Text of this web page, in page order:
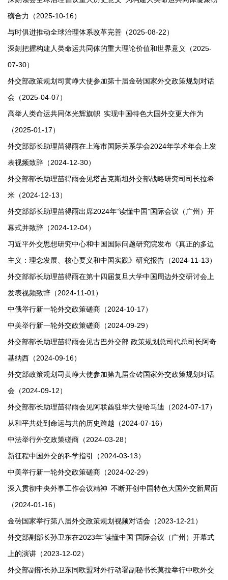
礴合力（2025-10-16）
与时俱进推动全球治理体系改革完善（2025-08-22）
深刻把握构建人类命运共同体的重大理论价值和世界意义（2025-
07-30）
外交部政策规划司黄峥大使参加第十届金砖国家外交政策规划对话
会（2025-04-07）
高举人类命运共同体光辉旗帜 实现中国特色大国外交更大作为
（2025-01-17）
外交部部长助理苗得雨在上海市国际关系学会2024年学术年会上发
表视频致辞（2024-12-30）
外交部部长助理苗得雨会见塔吉克斯坦外交部战略研究司司长拉希
米（2024-12-13）
外交部部长助理苗得雨出席2024年“读懂中国”国际会议（广州）开
幕式并致辞（2024-12-04）
习近平外交思想研究中心和中国国际问题研究院发布《真正的多边
主义：理念发展、核心要义和中国实践》研究报告（2024-11-13）
外交部部长助理苗得雨在第十四届复旦大学中国周边外交研讨会上
发表视频致辞（2024-11-01）
中俄举行新一轮外交政策磋商（2024-10-17）
中美举行新一轮外交政策磋商（2024-09-29）
外交部部长助理苗得雨会见古巴外交部 政策规划总司代总司长阿奇
基纳西（2024-09-16）
外交部政策规划司黄峥大使参加第九届金砖国家外交政策规划对话
会（2024-09-12）
外交部部长助理苗得雨会见阿联酋驻华大使哈马迪（2024-07-17）
从和平共处到命运与共的历史跨越（2024-07-16）
中法举行外交政策磋商（2024-03-28）
新征程中国外交的科学指引（2024-03-13）
中美举行新一轮外交政策磋商（2024-02-29）
深入贯彻中央外事工作会议精神 不断开创中国特色大国外交新局面
（2024-01-16）
金砖国家举行第八届外交政策规划视频对话会（2023-12-21）
外交部副部长孙卫东在2023年“读懂中国”国际会议（广州）开幕式
上的演讲（2023-12-02）
外交部副部长孙卫东同欧盟对外行动署副秘书长莫拉举行中欧外交